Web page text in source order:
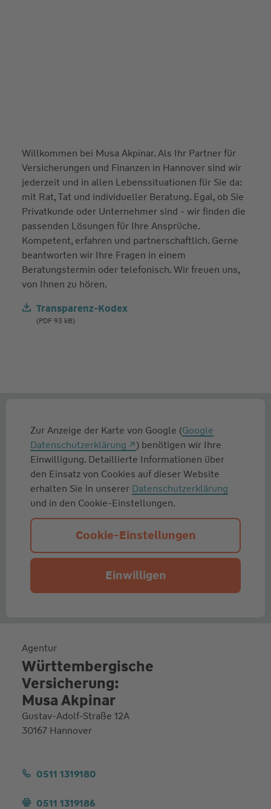
Willkommen bei Musa Akpinar. Als Ihr Partner für
Versicherungen und Finanzen in Hannover sind wir
jederzeit und in allen Lebenssituationen für Sie da:
mit Rat, Tat und individueller Beratung. Egal, ob Sie
Privatkunde oder Unternehmer sind - wir finden die
passenden Lösungen für Ihre Ansprüche.
Kompetent, erfahren und partnerschaftlich. Gerne
beantworten wir Ihre Fragen in einem
Beratungstermin oder telefonisch. Wir freuen uns,
von Ihnen zu hören.
Transparenz-Kodex
(PDF 93 kB)
Zur Anzeige der Karte von Google (Google
Datenschutzerklärung
) benötigen wir Ihre
Einwilligung. Detaillierte Informationen über
den Einsatz von Cookies auf dieser Website
erhalten Sie in unserer Datenschutzerklärung
und in den Cookie-Einstellungen.
Cookie-Einstellungen
Einwilligen
Agentur
Württembergische
Versicherung:
Musa Akpinar
Gustav-Adolf-Straße 12A
30167 Hannover
0511 1319180
0511 1319186